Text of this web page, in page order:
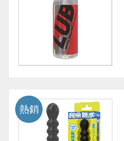
熱銷